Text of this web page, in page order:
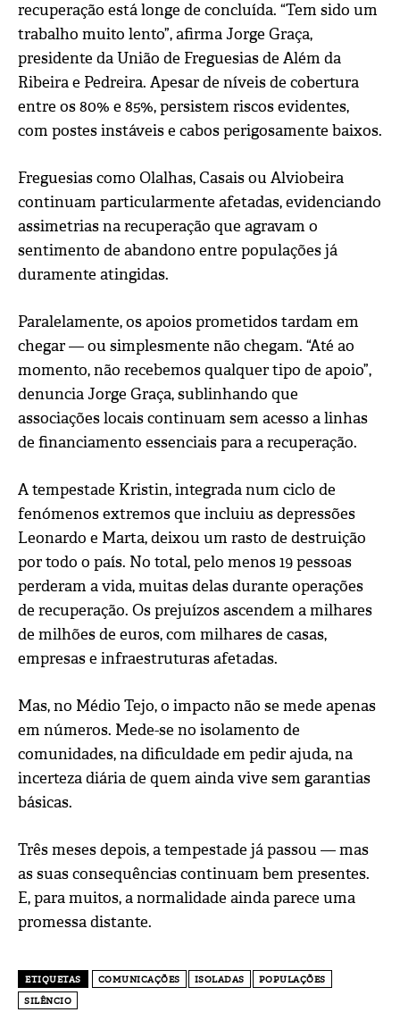
recuperação está longe de concluída. “Tem sido um
trabalho muito lento”, afirma Jorge Graça,
presidente da União de Freguesias de Além da
Ribeira e Pedreira. Apesar de níveis de cobertura
entre os 80% e 85%, persistem riscos evidentes,
com postes instáveis e cabos perigosamente baixos.
Freguesias como Olalhas, Casais ou Alviobeira
continuam particularmente afetadas, evidenciando
assimetrias na recuperação que agravam o
sentimento de abandono entre populações já
duramente atingidas.
Paralelamente, os apoios prometidos tardam em
chegar — ou simplesmente não chegam. “Até ao
momento, não recebemos qualquer tipo de apoio”,
denuncia Jorge Graça, sublinhando que
associações locais continuam sem acesso a linhas
de financiamento essenciais para a recuperação.
A tempestade Kristin, integrada num ciclo de
fenómenos extremos que incluiu as depressões
Leonardo e Marta, deixou um rasto de destruição
por todo o país. No total, pelo menos 19 pessoas
perderam a vida, muitas delas durante operações
de recuperação. Os prejuízos ascendem a milhares
de milhões de euros, com milhares de casas,
empresas e infraestruturas afetadas.
Mas, no Médio Tejo, o impacto não se mede apenas
em números. Mede-se no isolamento de
comunidades, na dificuldade em pedir ajuda, na
incerteza diária de quem ainda vive sem garantias
básicas.
Três meses depois, a tempestade já passou — mas
as suas consequências continuam bem presentes.
E, para muitos, a normalidade ainda parece uma
promessa distante.
ETIQUETAS COMUNICAÇÕES ISOLADAS
POPULAÇÕES
SILÊNCIO